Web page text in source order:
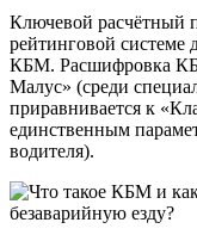
Ключевой расчётный
рейтинговой
КБМ. Расшифровка
Малус» (среди
приравнивается к
единственным
водителя).